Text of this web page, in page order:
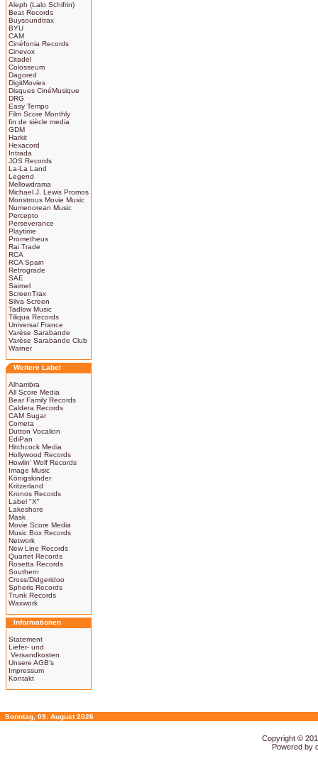
Aleph (Lalo Schifrin)
Beat Records
Buysoundtrax
BYU
CAM
Cinéfonia Records
Cinevox
Citadel
Colosseum
Dagored
DigitMovies
Disques CinéMusique
DRG
Easy Tempo
Film Score Monthly
fin de siècle media
GDM
Harkit
Hexacord
Intrada
JOS Records
La-La Land
Legend
Mellowdrama
Michael J. Lewis Promos
Monstrous Movie Music
Numenorean Music
Percepto
Perseverance
Playtime
Prometheus
Rai Trade
RCA
RCA Spain
Retrograde
SAE
Saimel
ScreenTrax
Silva Screen
Tadlow Music
Tiliqua Records
Universal France
Varèse Sarabande
Varèse Sarabande Club
Warner
Weitere Label
Alhambra
All Score Media
Bear Family Records
Caldera Records
CAM Sugar
Cometa
Dutton Vocalion
EdiPan
Hitchcock Media
Hollywood Records
Howlin' Wolf Records
Image Music
Königskinder
Kritzerland
Kronos Records
Label "X"
Lakeshore
Mask
Movie Score Media
Music Box Records
Network
New Line Records
Quartet Records
Rosetta Records
Southern
Cross/Didgeridoo
Spheris Records
Trunk Records
Waxwork
Informationen
Statement
Liefer- und
Versandkosten
Unsere AGB's
Impressum
Kontakt
Sonntag, 09. August 2026
Copyright ©
Powered by